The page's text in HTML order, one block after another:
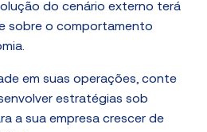
do cenário externo terá
sobre o comportamento
em suas operações, conte
estratégias sob
a sua empresa crescer de